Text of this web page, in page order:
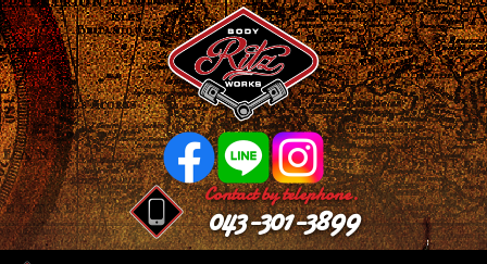
Contact by telephone.
043-301-3899